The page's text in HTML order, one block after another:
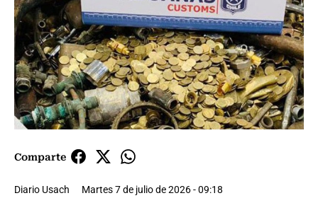
Comparte
Diario Usach Martes 7 de julio de 2026 - 09:18